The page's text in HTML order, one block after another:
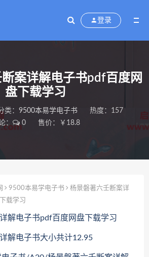
登录
案详解电子书pdf百度网
盘下载学习
类： 9500本易学电子书
热度：157
：
0 售价：￥18.8
9500本易学电子书
杨景磐著六壬断案详
载学习
解电子书pdf百度网盘下载学习
解电子书大小共计12.95